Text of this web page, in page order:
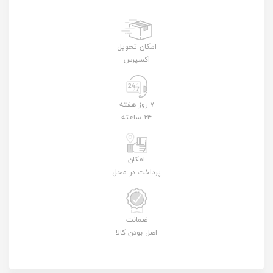
امکان تحویل
اکسپرس
۷ روز هفته
۲۴ ساعته
امکان
پرداخت در محل
ضمانت
اصل بودن کالا